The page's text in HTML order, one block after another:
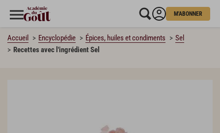
M'ABONNER
Accueil Encyclopédie Épices, huiles et condiments
Sel
Recettes avec l'ingrédient Sel